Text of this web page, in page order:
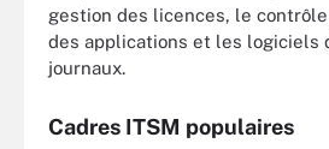
gestion des licences, le
des applications et les logiciels
journaux.
Cadres ITSM populaires